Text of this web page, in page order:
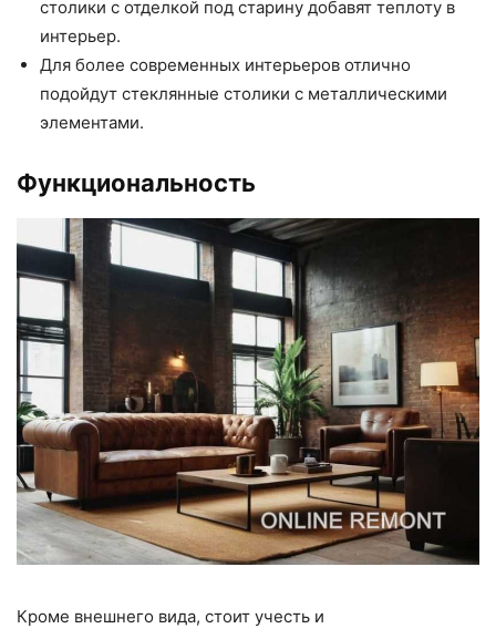
столики с отделкой под старину добавят теплоту в
интерьер.
Для более современных интерьеров отлично
подойдут стеклянные столики с металлическими
элементами.
Функциональность
Кроме внешнего вида, стоит учесть и